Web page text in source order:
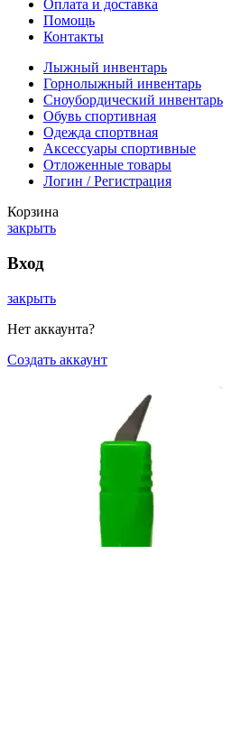
Оплата и доставка
Помощь
Контакты
Лыжный инвентарь
Горнолыжный инвентарь
Сноубордический инвентарь
Обувь спортивная
Одежда спортвная
Аксессуары спортивные
Отложенные товары
Логин / Регистрация
Корзина
закрыть
Вход
закрыть
Нет аккаунта?
Создать аккаунт